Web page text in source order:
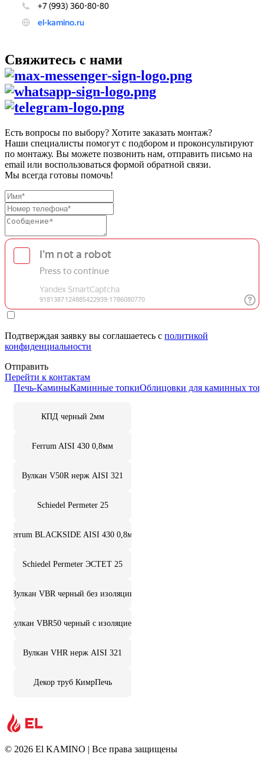
Свяжитесь с нами
Есть вопросы по выбору? Хотите заказать монтаж?
Наши специалисты помогут с подбором и проконсультируют
по монтажу. Вы можете позвонить нам, отправить письмо на
email или воспользоваться формой обратной связи.
Мы всегда готовы помочь!
Подтверждая заявку вы соглашаетесь с политикой
конфиденциальности
Отправить
Перейти к контактам
Печь-КаминыКаминные топкиОблицовки для каминных
КПД черный 2мм
Ferrum AISI 430 0,8мм
Вулкан V50R нерж AISI 321
Schiedel Permeter 25
Ferrum BLACKSIDE AISI 430 0,8мм
Schiedel Permeter ЭСТЕТ 25
Вулкан VBR черный без изоляции
Вулкан VBR50 черный с изоляцией
Вулкан VHR нерж AISI 321
Декор труб КимрПечь
© 2026 El KAMINO | Все права защищены